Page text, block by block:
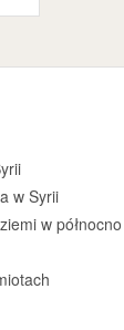
w Syrii
w